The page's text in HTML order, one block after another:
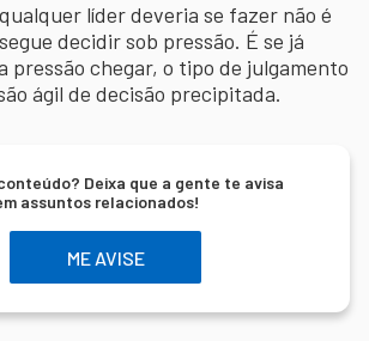
líder deveria se fazer não é
decidir sob pressão. É se já
pressão chegar, o tipo de julgamento
ágil de decisão precipitada.
Deixa que a gente te avisa
assuntos relacionados!
ME AVISE